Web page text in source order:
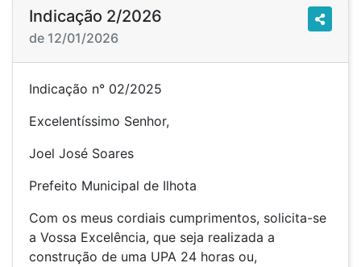
Indicação 2/2026
de 12/01/2026
Indicação n° 02/2025
Excelentíssimo Senhor,
Joel José Soares
Prefeito Municipal de Ilhota
Com os meus cordiais cumprimentos, solicita-se
a Vossa Excelência, que seja realizada a
construção de uma UPA 24 horas ou,